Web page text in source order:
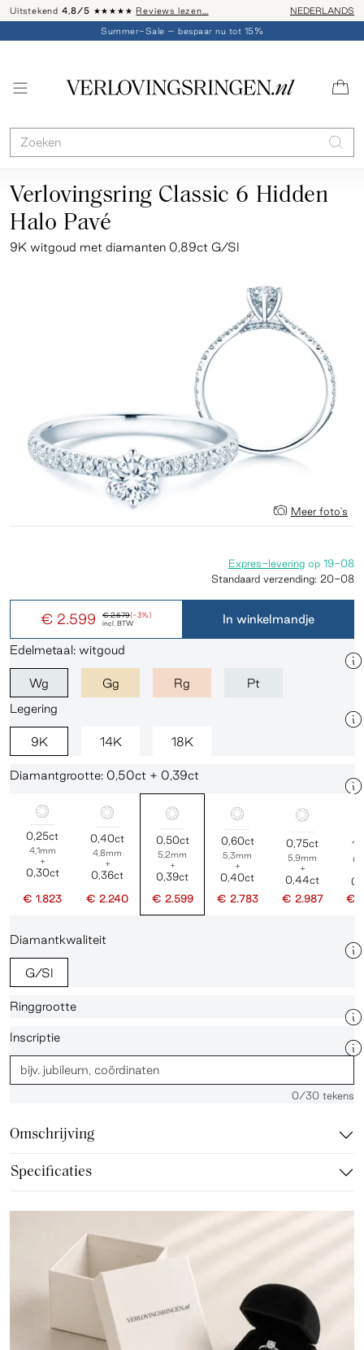
Uitstekend 4,8/5 ★★★★★ Reviews lezen… Advies: 020 -
NEDERLANDS
Summer-Sale – bespaar nu tot 15%
Verlovingsring Classic 6 Hidden
Halo Pavé
9K witgoud met diamanten 0,89ct G/SI
Meer foto's
€ 2.679(-3%)
€ 2.599 incl. BTW
Expres-levering op 19-08
Standaard verzending: 20-08
In winkelmandje
Edelmetaal: witgoud
Wg Gg Rg
Pt
Legering
9K 14K 18K
Diamantgrootte: 0,50ct + 0,39ct
0,25ct
4,1mm
+
0,30ct
€ 1.823
0,40ct
4,8mm
+
0,36ct
€ 2.240
0,50ct
5,2mm
+
0,39ct
€ 2.599
0,60ct
5,3mm
+
0,40ct
€ 2.783
0,75ct
5,9mm
+
0,44ct
€ 2.987
€
Diamantkwaliteit
G/SI
Ringgrootte
Inscriptie
0/30 tekens
Omschrijving
Specificaties